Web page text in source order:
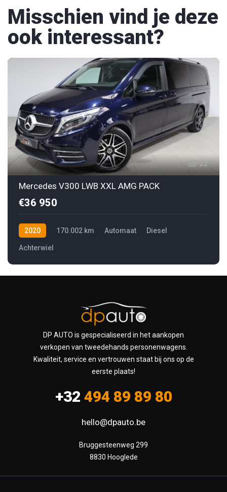
Misschien vind je deze
ook interessant?
22
Mercedes V300 LWB XXL AMG PACK
€36 950
2020 170.002 km Automaat Diesel
Achterwiel
DP AUTO is gespecialiseerd in het aankopen
verkopen van tweedehands personenwagens.
Kwaliteit, service en vertrouwen staat bij ons op de
eerste plaats!
+32 494 89 89 80
hello@dpauto.be
Bruggesteenweg 299
8830 Hooglede